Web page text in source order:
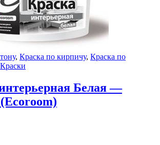
, Краска по кирпичу, Краска по
Краски
Белая —